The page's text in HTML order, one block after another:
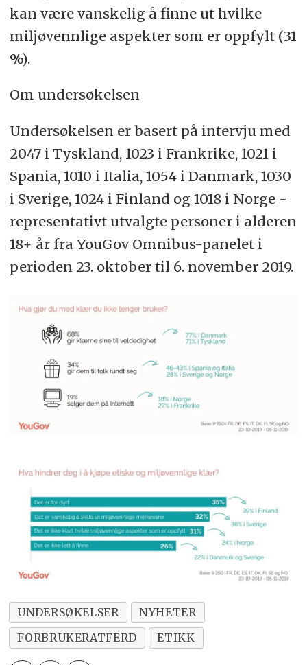
kan være vanskelig å finne ut hvilke
miljøvennlige aspekter som er oppfylt (31
%).
Om undersøkelsen
Undersøkelsen er basert på intervju med
2047 i Tyskland, 1023 i Frankrike, 1021 i
Spania, 1010 i Italia, 1054 i Danmark, 1030
i Sverige, 1024 i Finland og 1018 i Norge -
representativt utvalgte personer i alderen
18+ år fra YouGov Omnibus-panelet i
perioden 23. oktober til 6. november 2019.
UNDERSØKELSER
NYHETER
FORBRUKERATFERD
ETIKK